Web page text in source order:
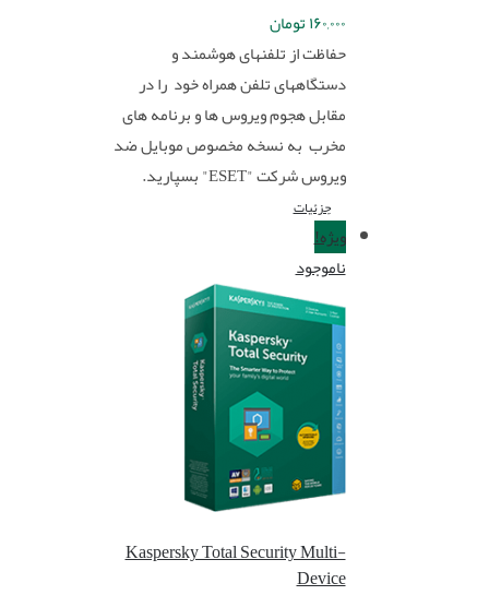
۱۶۰,۰۰۰تومان
حفاظت از تلفنهای هوشمند و
دستگاههای تلفن همراه خود را در
مقابل هجوم ویروس ها و برنامه های
مخرب به نسخه مخصوص موبایل ضد
ویروس شرکت "ESET" بسپارید.
جزئیات
ویژه!
ناموجود
Kaspersky Total Security Multi-
Device